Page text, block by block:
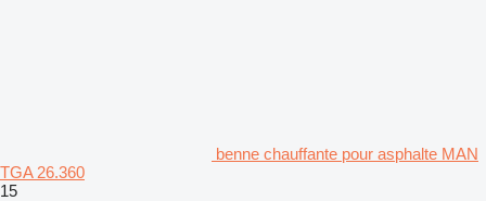
benne chauffante pour asphalte MAN
TGA 26.360
15